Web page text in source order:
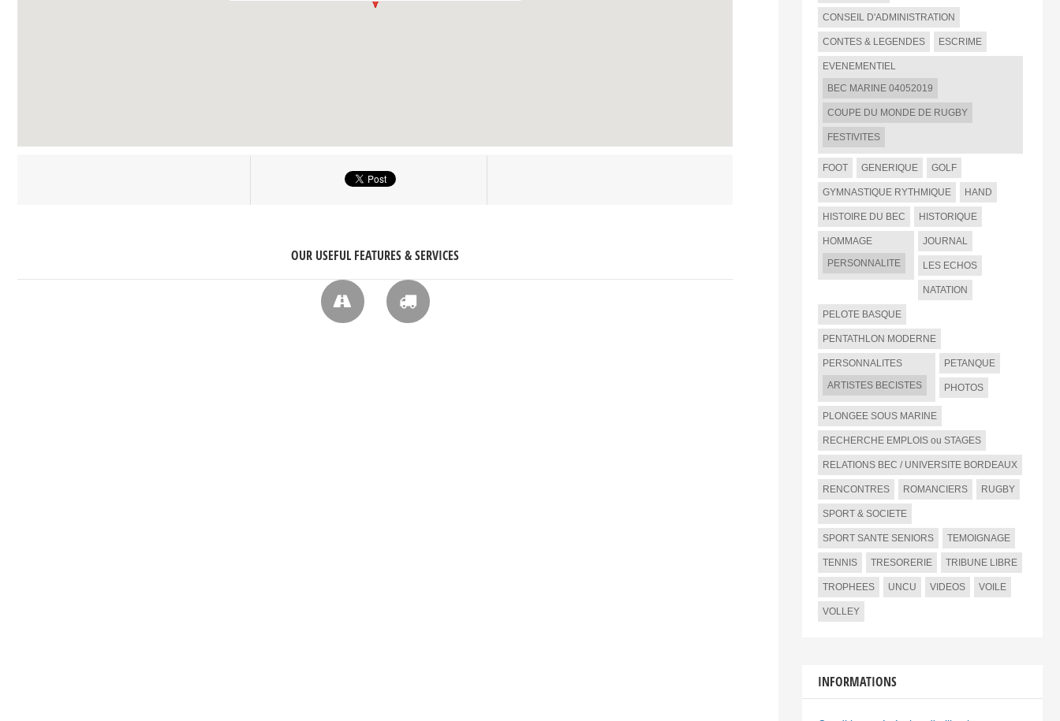
OUR USEFUL FEATURES & SERVICES
CONSEIL D'ADMINISTRATION
CONTES & LEGENDES ESCRIME
EVENEMENTIEL
BEC MARINE 04052019
COUPE DU MONDE DE RUGBY
FESTIVITES
FOOT GENERIQUE GOLF
GYMNASTIQUE RYTHMIQUE HAND
HISTOIRE DU BEC HISTORIQUE
HOMMAGE
PERSONNALITE
JOURNAL
LES ECHOS
NATATION
PELOTE BASQUE
PENTATHLON MODERNE
PERSONNALITES
ARTISTES BECISTES
PETANQUE
PHOTOS
PLONGEE SOUS MARINE
RECHERCHE EMPLOIS ou STAGES
RELATIONS BEC / UNIVERSITE BORDEAUX
RENCONTRES ROMANCIERS RUGBY
SPORT & SOCIETE
SPORT SANTE SENIORS TEMOIGNAGE
TENNIS TRESORERIE TRIBUNE LIBRE
TROPHEES UNCU VIDEOS VOILE
VOLLEY
INFORMATIONS